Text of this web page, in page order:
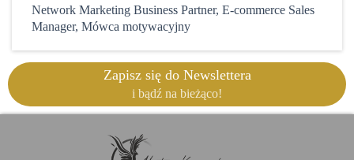
Network Marketing Business Partner, E-commerce Sales
Manager, Mówca motywacyjny
Zapisz się do Newslettera
i bądź na bieżąco!